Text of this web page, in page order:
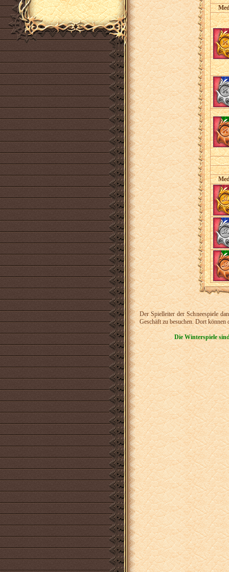
Der Spielleiter der Schneespiele
Geschäft zu besuchen. Dort
Die Winterspiele